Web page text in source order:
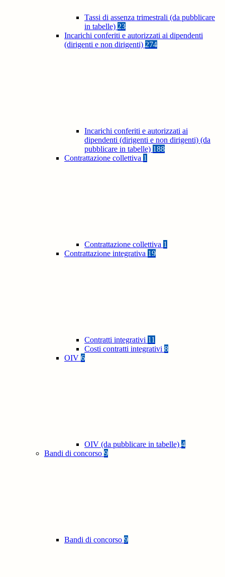
Tassi di assenza trimestrali (da pubblicare
in tabelle) 23
Incarichi conferiti e autorizzati ai dipendenti
(dirigenti e non dirigenti) 274
Incarichi conferiti e autorizzati ai
dipendenti (dirigenti e non dirigenti) (da
pubblicare in tabelle) 188
Contrattazione collettiva 1
Contrattazione collettiva 1
Contrattazione integrativa 19
Contratti integrativi 11
Costi contratti integrativi 8
OIV 6
OIV (da pubblicare in tabelle) 4
Bandi di concorso 9
Bandi di concorso 9